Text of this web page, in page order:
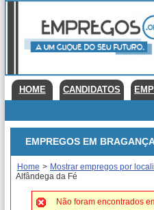
HOME CANDIDATOS
EMPREGOS EM
Home > Mostrar empregos por
Alfândega da Fé
Não foram encontrados